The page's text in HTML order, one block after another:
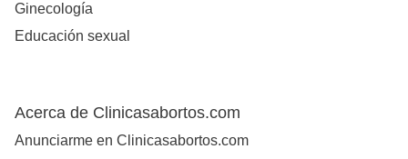
Ginecología
Educación sexual
Acerca de Clinicasabortos.com
Anunciarme en Clinicasabortos.com